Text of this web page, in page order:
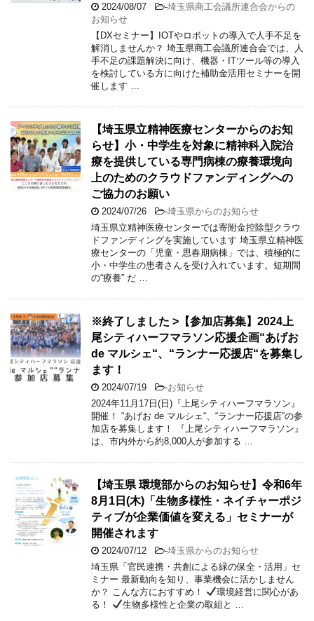
2024/08/07 -埼玉県商工会議所連合会からの
お知らせ
【DXセミナー】IOTやロボットの導入で人手不足を
解消しませんか？ 埼玉県商工会議所連合会では、人
手不足の課題解決に向け、機器・ITツール等の導入
を検討している方に向けた補助金活用セミナーを開
催します …
【埼玉県立精神医療センターからのお知
らせ】小・中学生を対象に精神科入院治
療を提供している専門病棟の療養環境向
上のためのクラウドファンディングへの
ご協力のお願い
2024/07/26 -埼玉県からのお知らせ
埼玉県立精神医療センターでは寄附金控除型クラウ
ドファンディングを実施しています 埼玉県立精神医
療センターの「児童・思春期病棟」では、積極的に
小・中学生の患者さんを受け入れています。短期間
の“療養” だ …
※終了しました >【参加店募集】2024上
尾シティハーフマラソン応援企画“あげお
de マルシェ“、“ランナー応援店“を募集し
ます！
2024/07/19 -お知らせ
2024年11月17日(日)『上尾シティハーフマラソン』
開催！ “あげお de マルシェ“、“ランナー応援店“の参
加店を募集します！ 『上尾シティハーフマラソン』
は、市内外から約8,000人が参加する …
【埼玉県 環境部からのお知らせ】令和6年
8月1日(木)「生物多様性・ネイチャーポジ
ティブが企業価値を変える」セミナーが
開催されます
2024/07/12 -埼玉県からのお知らせ
埼玉県「官民連携・共創による緑の保全・活用」セ
ミナー 最新動向を知り、事業機会に活かしません
か？ こんな方におすすめ！
環境経営に関心があ
る！
生物多様性と企業の取組と …